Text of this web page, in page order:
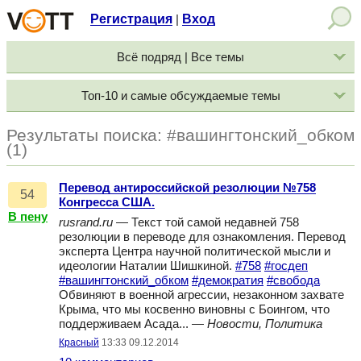
Регистрация Вход
Всё подряд | Все темы
Топ-10 и самые обсуждаемые темы
Результаты поиска: #вашингтонский_обком
(1)
54
В пену
Перевод антироссийской резолюции №758
Конгресса США.
rusrand.ru — Текст той самой недавней 758
резолюции в переводе для ознакомления. Перевод
эксперта Центра научной политической мысли и
идеологии Наталии Шишкиной. #758 #госдеп
#вашингтонский_обком #демократия #свобода
Обвиняют в военной агрессии, незаконном захвате
Крыма, что мы косвенно виновны с Боингом, что
поддерживаем Асада... — Новости, Политика
Красный 13:33 09.12.2014